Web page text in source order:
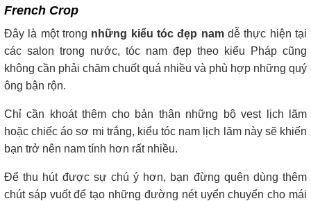
French Crop
Đây là một trong những kiểu tóc đẹp nam dễ thực hiện tại
các salon trong nước, tóc nam đẹp theo kiểu Pháp cũng
không cần phải chăm chuốt quá nhiều và phù hợp những quý
ông bận rộn.
Chỉ cần khoát thêm cho bản thân những bộ vest lịch lãm
hoặc chiếc áo sơ mi trắng, kiểu tóc nam lịch lãm này sẽ khiến
bạn trở nên nam tính hơn rất nhiều.
Để thu hút được sự chú ý hơn, bạn đừng quên dùng thêm
chút sáp vuốt để tạo những đường nét uyển chuyển cho mái